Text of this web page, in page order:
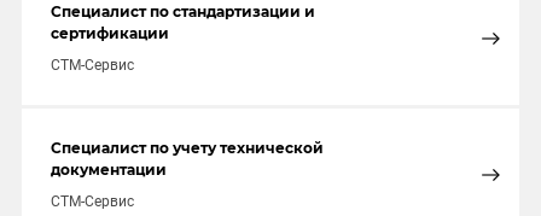
Специалист по стандартизации и
сертификации
СТМ-Сервис
Специалист по учету технической
документации
СТМ-Сервис